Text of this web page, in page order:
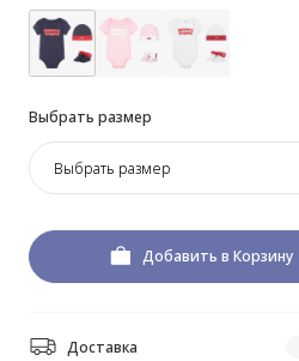
Выбрать размер
Выбрать размер
Добавить в Корзину
Доставка